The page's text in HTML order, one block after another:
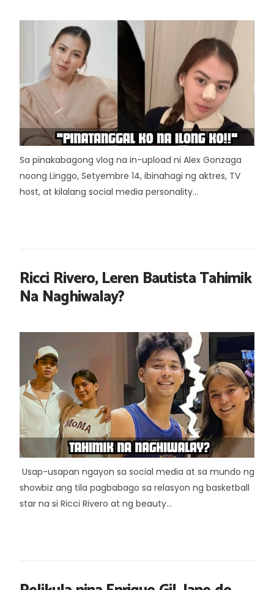
Sa pinakabagong vlog na in-upload ni Alex Gonzaga
noong Linggo, Setyembre 14, ibinahagi ng aktres, TV
host, at kilalang social media personality...
Ricci Rivero, Leren Bautista Tahimik
Na Naghiwalay?
Usap-usapan ngayon sa social media at sa mundo ng
showbiz ang tila pagbabago sa relasyon ng basketball
star na si Ricci Rivero at ng beauty...